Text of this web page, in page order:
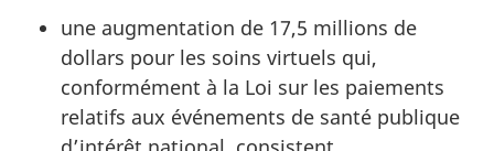
une augmentation de 17,5 millions de
dollars pour les soins virtuels qui,
conformément à la Loi sur les paiements
relatifs aux événements de santé publique